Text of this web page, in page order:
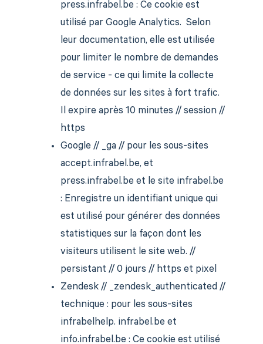
press.infrabel.be : Ce cookie est
utilisé par Google Analytics. Selon
leur documentation, elle est utilisée
pour limiter le nombre de demandes
de service - ce qui limite la collecte
de données sur les sites à fort trafic.
Il expire après 10 minutes // session //
https
Google // _ga // pour les sous-sites
accept.infrabel.be, et
press.infrabel.be et le site infrabel.be
: Enregistre un identifiant unique qui
est utilisé pour générer des données
statistiques sur la façon dont les
visiteurs utilisent le site web. //
persistant // 0 jours // https et pixel
Zendesk // _zendesk_authenticated //
technique : pour les sous-sites
infrabelhelp. infrabel.be et
info.infrabel.be : Ce cookie est utilisé